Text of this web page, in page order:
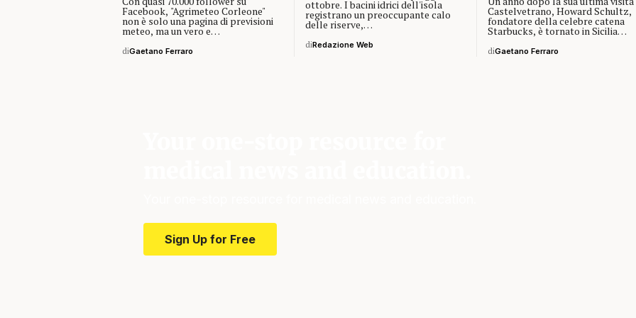
Facebook, "Agrimeteo Corleone"
non è solo una pagina di previsioni
meteo, ma un vero e…
diGaetano Ferraro
ottobre. I bacini idrici dell'isola
registrano un preoccupante calo
delle riserve,…
diRedazione Web
Castelvetrano, Howard Schultz,
fondatore della celebre catena
Starbucks, è tornato in Sicilia…
diGaetano Ferraro
Sign Up for Free